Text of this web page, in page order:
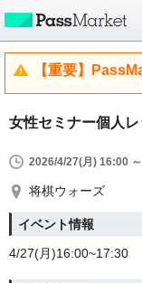
【重要】
女性セミナー個人
2026/4/27(月) 16:00
将棋ウォーズ
イベント情報
4/27(月)16:00~17:30